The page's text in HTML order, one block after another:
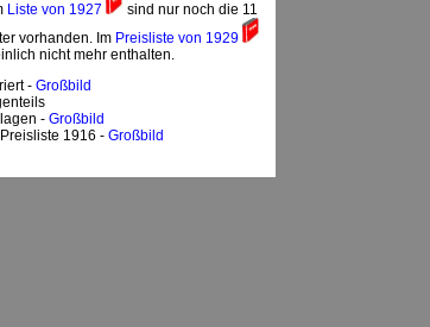
Liste von 1927
sind nur noch die 11
vorhanden. Im Preisliste von 1929
nicht mehr enthalten.
- Großbild
- Großbild
1916 - Großbild